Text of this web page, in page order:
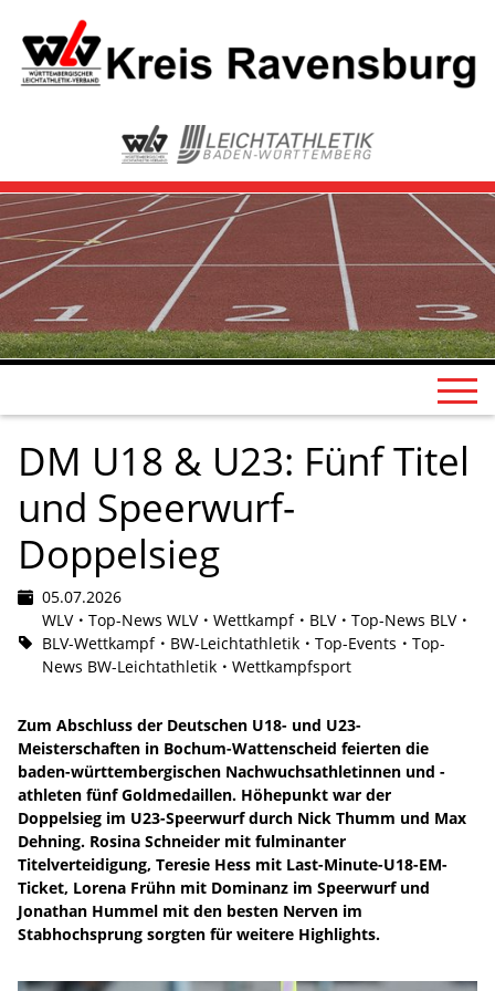
DM U18 & U23: Fünf Titel
und Speerwurf-
Doppelsieg
05.07.2026
WLV
Top-News WLV Wettkampf BLV
Top-News BLV
BLV-Wettkampf
BW-Leichtathletik Top-Events
Top-
News BW-Leichtathletik
Wettkampfsport
Zum Abschluss der Deutschen U18- und U23-
Meisterschaften in Bochum-Wattenscheid feierten die
baden-württembergischen Nachwuchsathletinnen und -
athleten fünf Goldmedaillen. Höhepunkt war der
Doppelsieg im U23-Speerwurf durch Nick Thumm und Max
Dehning. Rosina Schneider mit fulminanter
Titelverteidigung, Teresie Hess mit Last-Minute-U18-EM-
Ticket, Lorena Frühn mit Dominanz im Speerwurf und
Jonathan Hummel mit den besten Nerven im
Stabhochsprung sorgten für weitere Highlights.